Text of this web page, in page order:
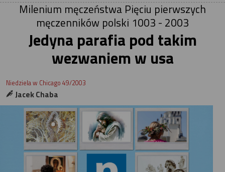
Milenium męczeństwa Pięciu pierwszych
męczenników polski 1003 - 2003
Jedyna parafia pod takim
wezwaniem w usa
Niedziela w Chicago 49/2003
Jacek Chaba